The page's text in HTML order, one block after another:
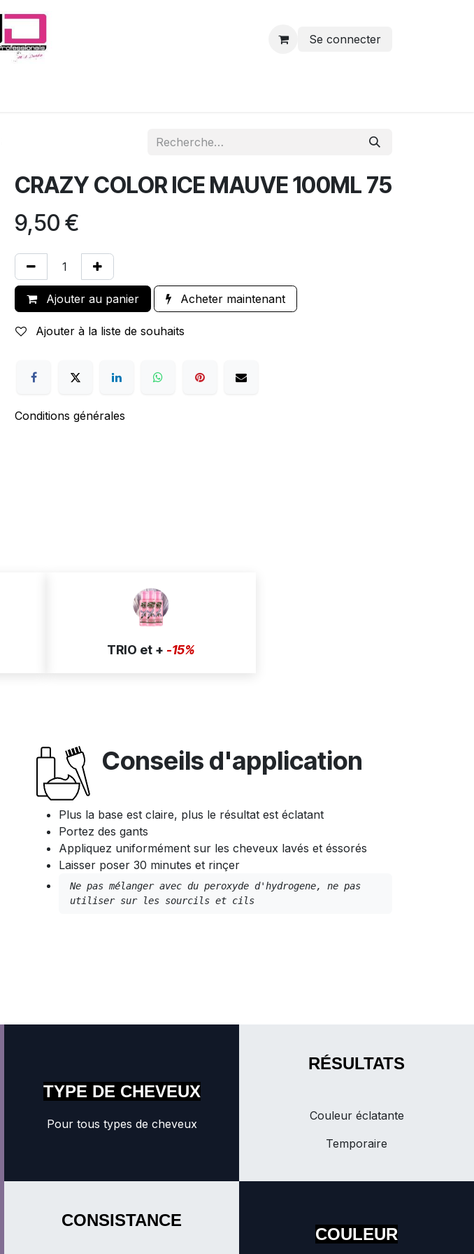
Se connecter
CRAZY COLOR ICE MAUVE 100ML 75
9,50 €
Ajouter au panier Acheter maintenant
Ajouter à la liste de souhaits
Conditions générales
TRIO et + -15%
Conseils d'application
Plus la base est claire, plus le résultat est éclatant
Portez des gants
Appliquez uniformément sur les cheveux lavés et éssorés
Laisser poser 30 minutes et rinçer
Ne pas mélanger avec du peroxyde d'hydrogene, ne pas
utiliser sur les sourcils et cils
TYPE DE CHEVEUX
Pour tous types de cheveux
RÉSULTATS
Couleur éclatante
Temporaire
CONSISTANCE
COULEUR